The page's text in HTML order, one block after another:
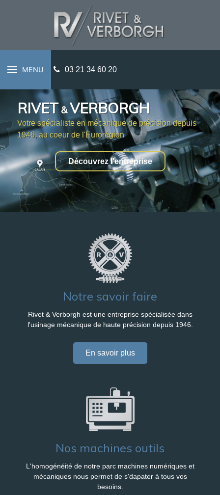
MENU 03 21 34 60 20
RIVET&VERBORGH
Votre spécialiste en mécanique de précision depuis
1946, au coeur de l'Eurorégion
Découvrez l'entreprise
Notre savoir faire
Rivet & Verborgh est une entreprise spécialisée dans
l'usinage mécanique de haute précision depuis 1946.
En savoir plus
Nos machines outils
L'homogénéité de notre parc machines numériques et
mécaniques nous permet de s'dapater à tous vos
besoins.